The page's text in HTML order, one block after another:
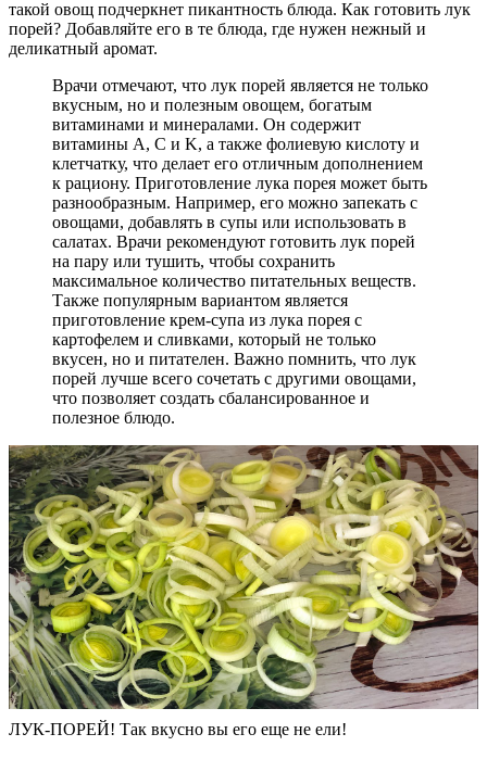
такой овощ подчеркнет пикантность блюда. Как готовить лук
порей? Добавляйте его в те блюда, где нужен нежный и
деликатный аромат.
Врачи отмечают, что лук порей является не только
вкусным, но и полезным овощем, богатым
витаминами и минералами. Он содержит
витамины A, C и K, а также фолиевую кислоту и
клетчатку, что делает его отличным дополнением
к рациону. Приготовление лука порея может быть
разнообразным. Например, его можно запекать с
овощами, добавлять в супы или использовать в
салатах. Врачи рекомендуют готовить лук порей
на пару или тушить, чтобы сохранить
максимальное количество питательных веществ.
Также популярным вариантом является
приготовление крем-супа из лука порея с
картофелем и сливками, который не только
вкусен, но и питателен. Важно помнить, что лук
порей лучше всего сочетать с другими овощами,
что позволяет создать сбалансированное и
полезное блюдо.
ЛУК-ПОРЕЙ! Так вкусно вы его еще не ели!